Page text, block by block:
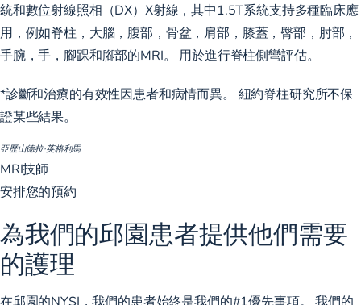
統和數位射線照相（DX）X射線，其中1.5T系統支持多種臨床應
用，例如脊柱，大腦，腹部，骨盆，肩部，膝蓋，臀部，肘部，
手腕，手，腳踝和腳部的MRI。 用於進行脊柱側彎評估。
*診斷和治療的有效性因患者和病情而異。 紐約脊柱研究所不保
證某些結果。
亞歷山德拉·英格利馬
MRI技師
安排您的預約
為我們的邱園患者提供他們需要
的護理
在邱園的NYSI，我們的患者始終是我們的#1優先事項。 我們的